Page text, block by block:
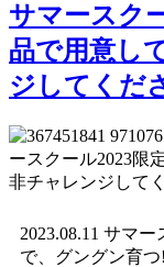
サマースク
品で用意し
ジしてくだ
2023.08.11 サマ
で、グングン育